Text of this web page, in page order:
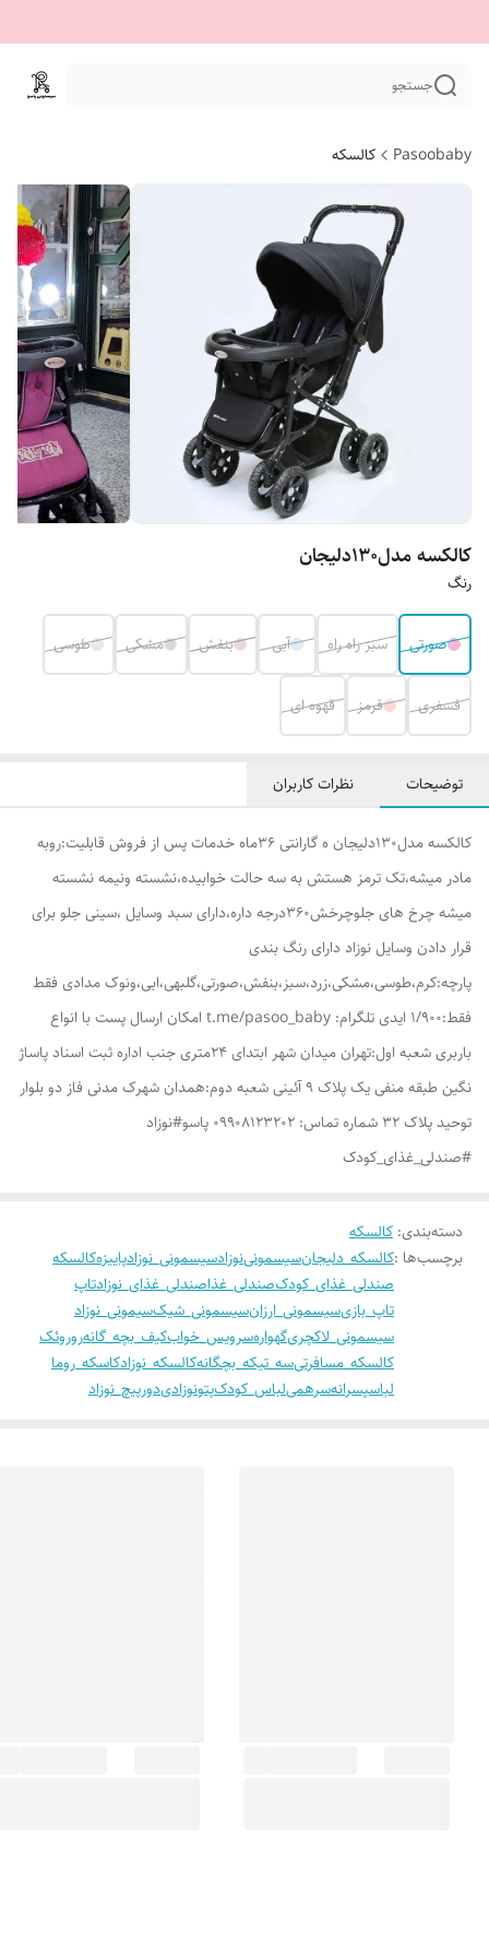
جستجو
Pasoobaby کالسکه
کالکسه مدل۱۳۰دلیجان
رنگ
صورتی سبز راه راه آبی بنفش مشکی طوسی
فسفری قرمز قهوه ای
توضیحات نظرات کاربران
کالکسه مدل۱۳۰دلیجان ه گارانتی ۳۶ماه خدمات پس از فروش قابلیت:روبه
مادر میشه،تک ترمز هستش به سه حالت خوابیده،نشسته ونیمه نشسته
میشه چرخ های جلوچرخش۳۶۰درجه داره،دارای سبد وسایل ،سینی جلو برای
قرار دادن وسایل نوزاد دارای رنگ بندی
پارچه:کرم،طوسی،مشکی،زرد،سبز،بنفش،صورتی،گلبهی،ابی،ونوک مدادی فقط
فقط:1/900 ایدی تلگرام: t.me/pasoo_baby امکان ارسال پست با انواع
باربری شعبه اول:تهران میدان شهر ابتدای ۲۴متری جنب اداره ثبت اسناد پاساژ
نگین طبقه منفی یک پلاک ۹ آئینی شعبه دوم:همدان شهرک مدنی فاز دو بلوار
توحید پلاک 32 شماره تماس: 09908123202 پاسو#نوزاد
#صندلی_غذای_کودک
دسته‌بندی: کالسکه
برچسب‌ها :کالسکه_دلیجانسیسمونینوزادسیسمونی_نوزادپاییزهکالسکه
صندلی_غذای_کودکصندلی_غذاصندلی_غذای_نوزادتاپ
تاپ_بازیسیسمونی_ارزانسیسمونی_شیکسیمونی_نوزاد
سیسمونی_لاکچریگهوارهسرویس_خوابکیف_بچه_گانهروروئک
کالسکه_مسافرتیسه_تیکه_بچگانهکالسکه_نوزادکاسکه_روما
لباسپسرانهسرهمیلباس_کودکپتونوزادیدورپیچ_نوزاد